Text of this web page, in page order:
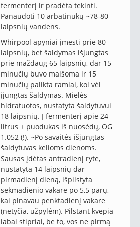
fermenterį ir pradėta tekinti.
Panaudoti 10 arbatinukų ~78-80
laipsnių vandens.
Whirpool apyniai įmesti prie 80
laipsnių, bet šaldymas išjungtas
prie maždaug 65 laipsnių, dar 15
minučių buvo maišoma ir 15
minučių palikta ramiai, kol vėl
įjungtas šaldymas. Mielės
hidratuotos, nustatyta šaldytuvui
18 laipsnių. Į fermenterį apie 24
litrus + puodukas iš nuosėdų, OG
1.052 (!). ~Po savaitės išjungtas
šaldytuvas kelioms dienoms.
Sausas įdėtas antradienį ryte,
nustatyta 14 laipsnių dar
pirmadienį dieną, išpilstyta
sekmadienio vakare po 5,5 parų,
kai plnavau penktadienį vakare
(netyčia, užpylėm). Pilstant kvepia
labai stipriai, be to, vos ne pirmą